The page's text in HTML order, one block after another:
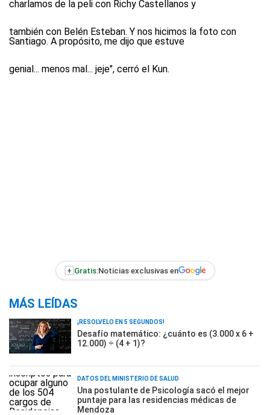
charlamos de la peli con Richy Castellanos y
también con Belén Esteban. Y nos hicimos la foto con
Santiago. A propósito, me dijo que estuve
genial... menos mal... jeje", cerró el Kun.
+ Gratis:Noticias exclusivas en
MÁS LEÍDAS
¡RESOLVELO EN 5 SEGUNDOS!
Desafío matemático: ¿cuánto es (3.000 x 6 +
12.000) ÷ (4 + 1)?
DATOS DEL MINISTERIO DE SALUD
Una postulante de Psicología sacó el mejor
puntaje para las residencias médicas de
Mendoza